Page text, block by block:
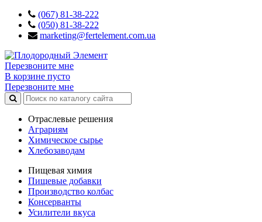
(067) 81-38-222
(050) 81-38-222
marketing@fertelement.com.ua
Перезвоните мне
В корзине пусто
Перезвоните мне
Отраслевые решения
Аграриям
Химическое сырье
Хлебозаводам
Пищевая химия
Пищевые добавки
Производство колбас
Консерванты
Усилители вкуса